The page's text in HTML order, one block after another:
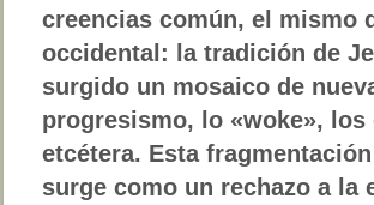
creencias común, el mismo
occidental: la tradición de
surgido un mosaico de
progresismo, lo «woke», los
etcétera. Esta
surge como un rechazo a